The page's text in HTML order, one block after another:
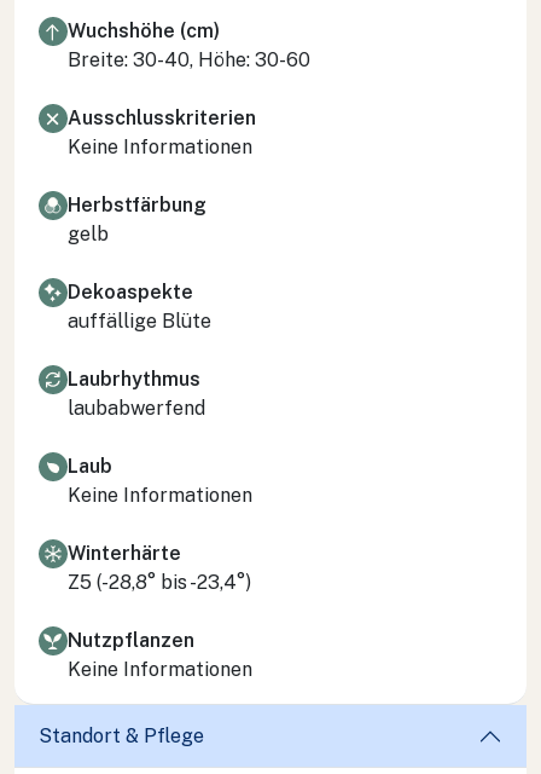
Wuchshöhe (cm)
Breite: 30-40, Höhe: 30-60
Ausschlusskriterien
Keine Informationen
Herbstfärbung
gelb
Dekoaspekte
auffällige Blüte
Laubrhythmus
laubabwerfend
Laub
Keine Informationen
Winterhärte
Z5 (-28,8° bis -23,4°)
Nutzpflanzen
Keine Informationen
Standort & Pflege